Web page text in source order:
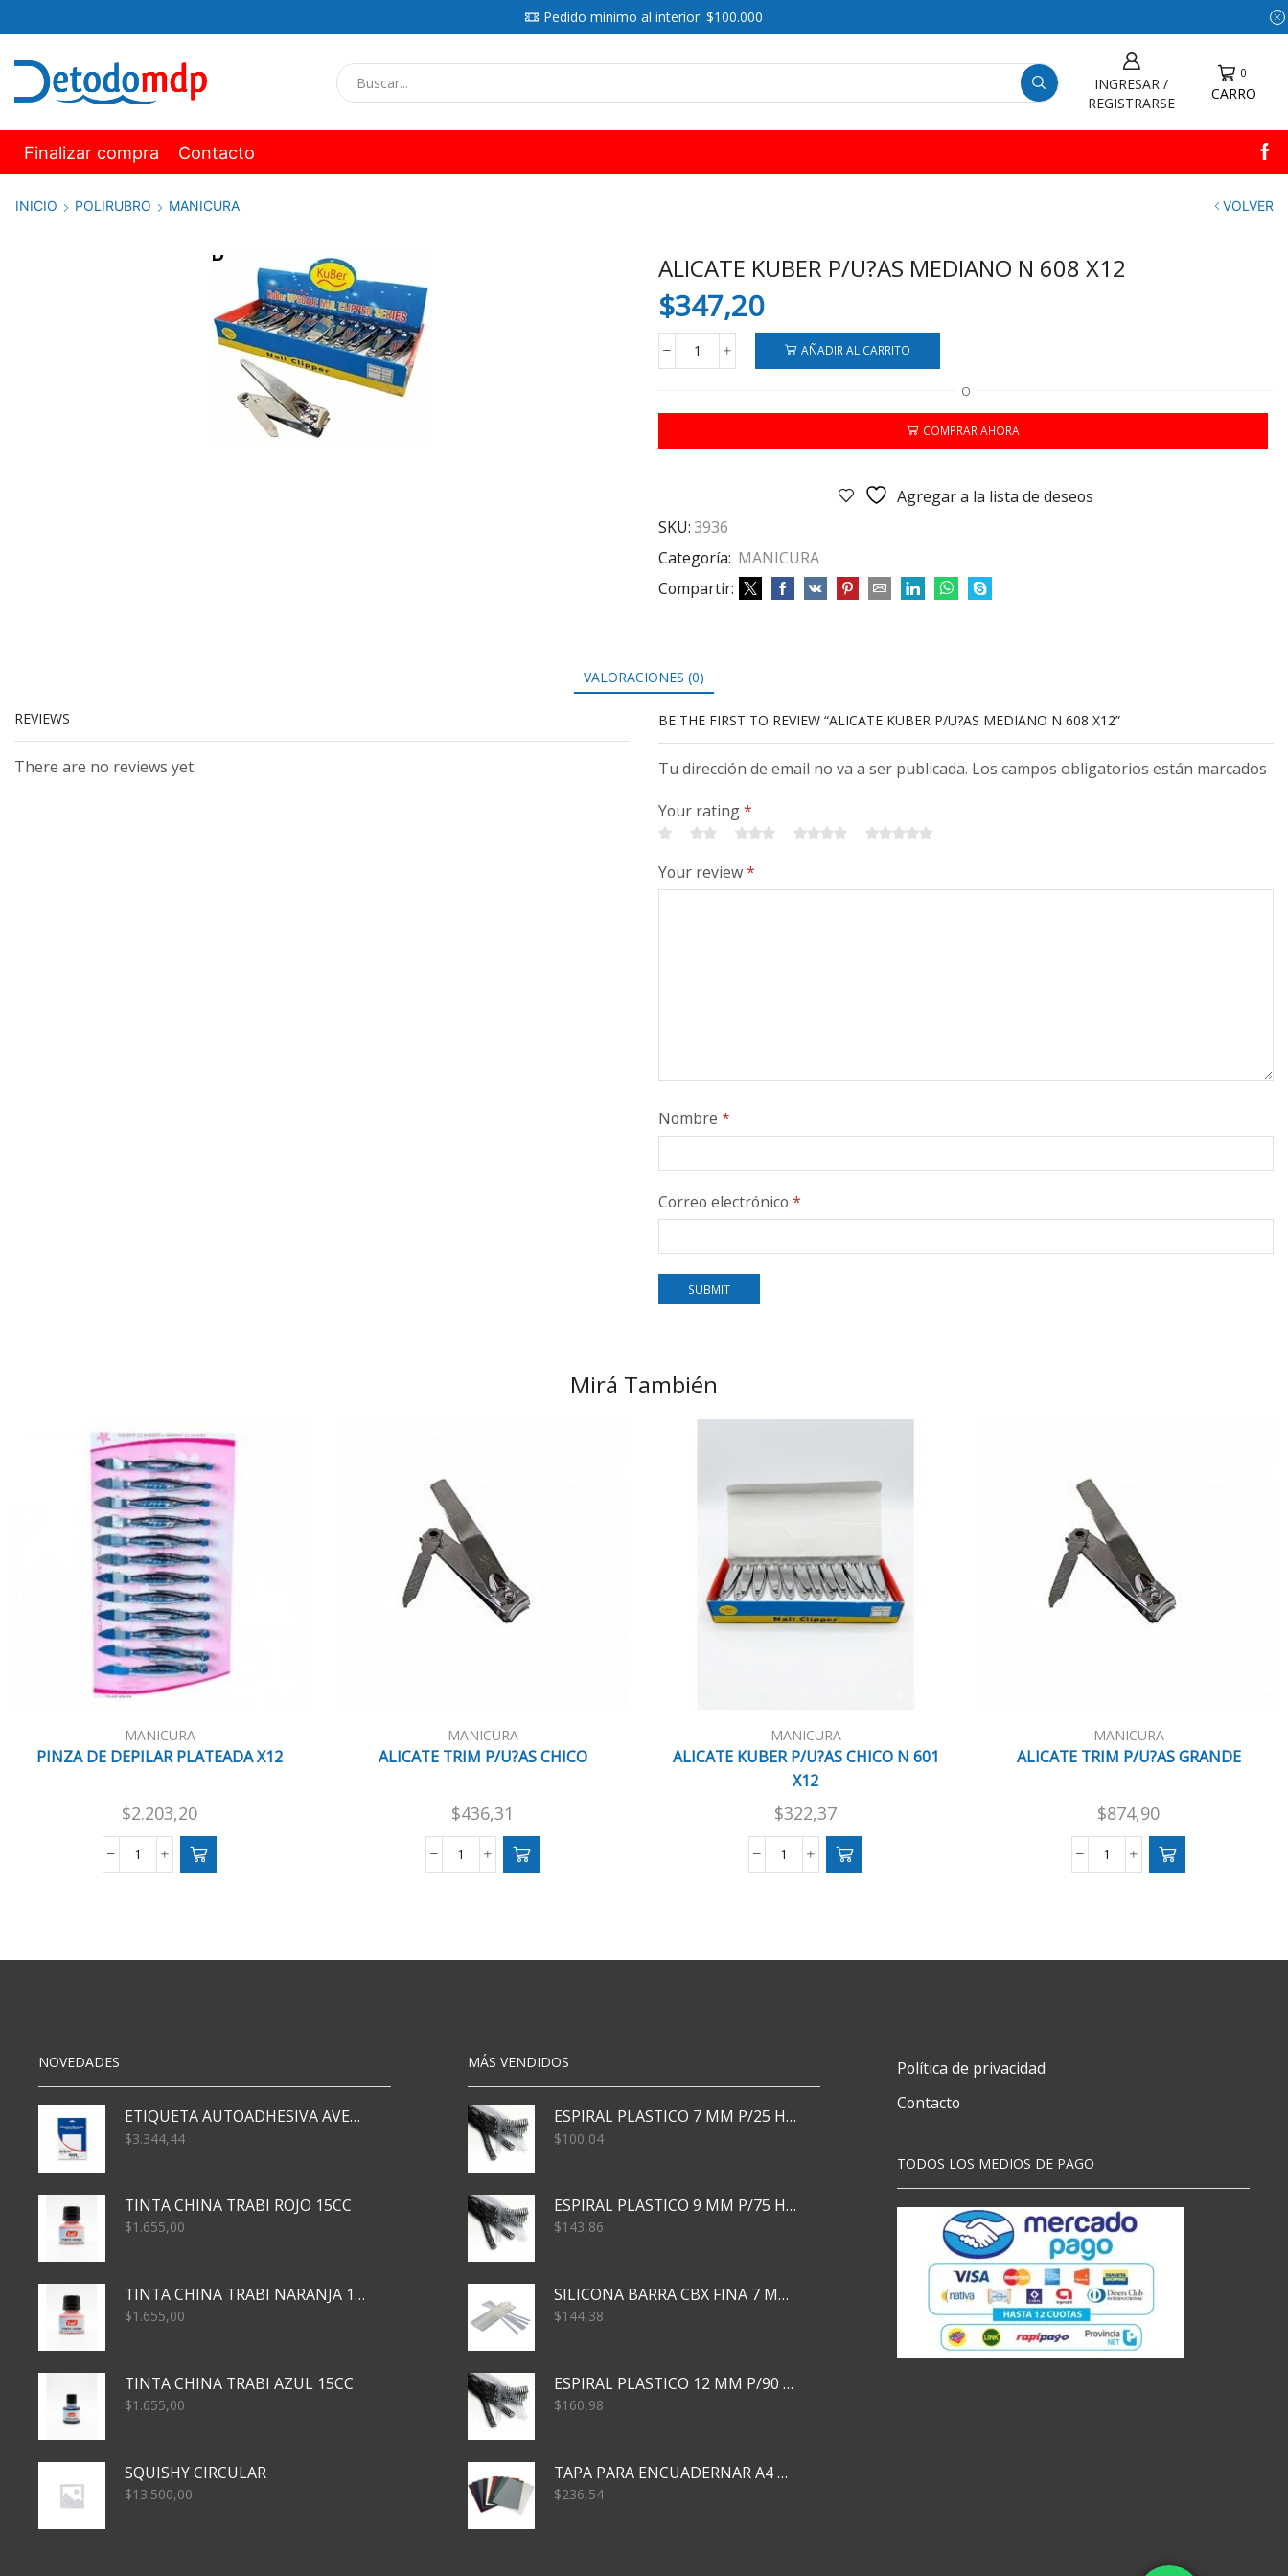
Pedido mínimo al interior: $100.000
INGRESAR /
REGISTRARSE
0
CARRO
Finalizar compra Contacto
INICIO POLIRUBRO MANICURA VOLVER
ALICATE KUBER P/U?AS MEDIANO N 608 X12
$347,20
ALICATE
AS
N
AÑADIR AL CARRITO
O
COMPRAR AHORA
Agregar a la lista de deseos
SKU:3936
Categoría: MANICURA
Compartir:
VALORACIONES (0)
REVIEWS
There are no reviews yet.
BE THE FIRST TO REVIEW “ALICATE KUBER P/U?AS MEDIANO N 608 X12”
Tu dirección de email no va a ser publicada. Los campos obligatorios están marcados
Your rating*
Your review*
Nombre *
Correo electrónico *
Mirá También
MANICURA
PINZA DE DEPILAR PLATEADA X12
$2.203,20
PINZA
cantidad
MANICURA
ALICATE TRIM P/U?AS CHICO
$436,31
ALICATE
cantidad
MANICURA
ALICATE KUBER P/U?AS CHICO N 601
X12
$322,37
ALICATE
N
MANICURA
ALICATE TRIM P/U?AS GRANDE
$874,90
ALICATE
cantidad
NOVEDADES
ETIQUETA AUTOADHESIVA AVERY 3026 30H 20 X 70
$3.344,44
TINTA CHINA TRABI ROJO 15CC
$1.655,00
TINTA CHINA TRABI NARANJA 15CC
$1.655,00
TINTA CHINA TRABI AZUL 15CC
$1.655,00
SQUISHY CIRCULAR
$13.500,00
MÁS VENDIDOS
ESPIRAL PLASTICO 7 MM P/25 HJS X50x3000
$100,04
ESPIRAL PLASTICO 9 MM P/75 HJS X50X2400
$143,86
SILICONA BARRA CBX FINA 7 MM 28 CM
$144,38
ESPIRAL PLASTICO 12 MM P/90 HJS X50X1500
$160,98
TAPA PARA ENCUADERNAR A4 TRANSP x50x500
$236,54
Política de privacidad
Contacto
TODOS LOS MEDIOS DE PAGO